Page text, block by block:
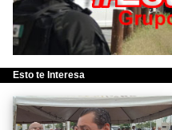
Esto te Interesa